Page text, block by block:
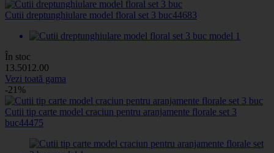
Cutii dreptunghiulare model floral set 3 buc44683
În stoc
13.5012.00
Vezi toată gama
-21%
Cutii tip carte model craciun pentru aranjamente florale set 3
buc44475